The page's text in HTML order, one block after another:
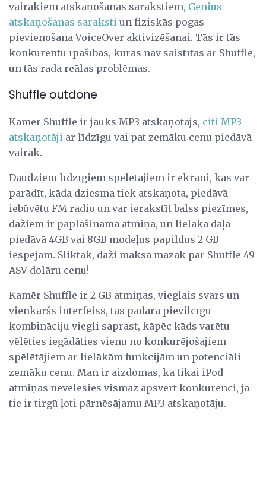
vairākiem atskaņošanas sarakstiem, Genius
atskaņošanas saraksti un fiziskās pogas
pievienošana VoiceOver aktivizēšanai. Tās ir tās
konkurentu īpašības, kuras nav saistītas ar Shuffle,
un tās rada reālas problēmas.
Shuffle outdone
Kamēr Shuffle ir jauks MP3 atskaņotājs, citi MP3
atskaņotāji ar līdzīgu vai pat zemāku cenu piedāvā
vairāk.
Daudziem līdzīgiem spēlētājiem ir ekrāni, kas var
parādīt, kāda dziesma tiek atskaņota, piedāvā
iebūvētu FM radio un var ierakstīt balss piezīmes,
dažiem ir paplašināma atmiņa, un lielākā daļa
piedāvā 4GB vai 8GB modeļus papildus 2 GB
iespējām. Sliktāk, daži maksā mazāk par Shuffle 49
ASV dolāru cenu!
Kamēr Shuffle ir 2 GB atmiņas, vieglais svars un
vienkāršs interfeiss, tas padara pievilcīgu
kombināciju viegli saprast, kāpēc kāds varētu
vēlēties iegādāties vienu no konkurējošajiem
spēlētājiem ar lielākām funkcijām un potenciāli
zemāku cenu. Man ir aizdomas, ka tikai iPod
atmiņas nevēlēsies vismaz apsvērt konkurenci, ja
tie ir tirgū ļoti pārnēsājamu MP3 atskaņotāju.